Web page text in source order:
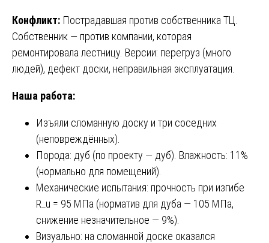
Конфликт: Пострадавшая против собственника ТЦ.
Собственник — против компании, которая
ремонтировала лестницу. Версии: перегруз (много
людей), дефект доски, неправильная эксплуатация.
Наша работа:
Изъяли сломанную доску и три соседних
(неповреждённых).
Порода: дуб (по проекту — дуб). Влажность: 11%
(нормально для помещений).
Механические испытания: прочность при изгибе
R_u = 95 МПа (норматив для дуба — 105 МПа,
снижение незначительное — 9%).
Визуально: на сломанной доске оказался